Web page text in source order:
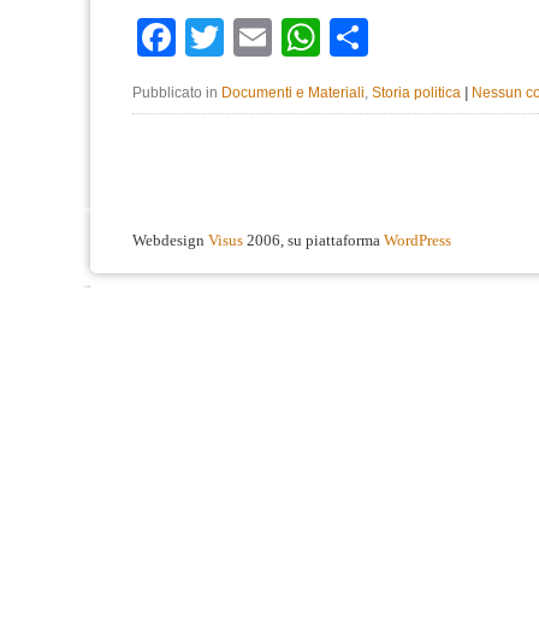
Facebook
TwitterEmailWhatsApp
Pubblicato in Documenti e Materiali, Storia politica Nessun
Webdesign Visus 2006, su piattaforma WordPress